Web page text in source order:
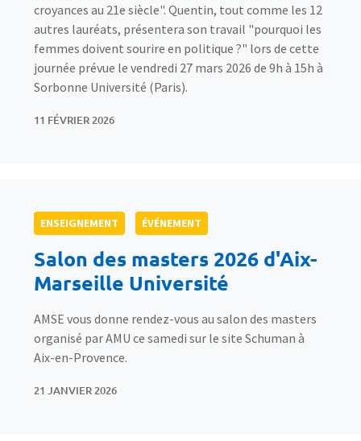
croyances au 21e siècle". Quentin, tout comme les 12
autres lauréats, présentera son travail "pourquoi les
femmes doivent sourire en politique ?" lors de cette
journée prévue le vendredi 27 mars 2026 de 9h à 15h à
Sorbonne Université (Paris).
11 FÉVRIER 2026
ENSEIGNEMENT ÉVÉNEMENT
Salon des masters 2026 d'Aix-
Marseille Université
AMSE vous donne rendez-vous au salon des masters
organisé par AMU ce samedi sur le site Schuman à
Aix-en-Provence.
21 JANVIER 2026